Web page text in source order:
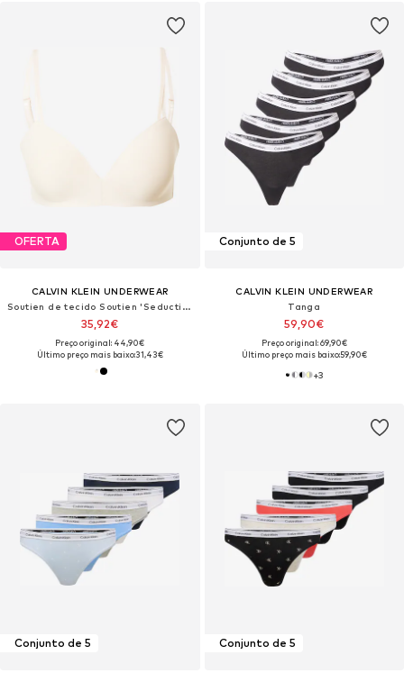
OFERTA
CALVIN KLEIN UNDERWEAR
Soutien de tecido Soutien 'Seductive Comfort'
35,92€
Preço original: 44,90€
Último preço mais baixo:31,43€
Conjunto de 5
CALVIN KLEIN UNDERWEAR
Tanga
59,90€
Preço original: 69,90€
Último preço mais baixo:59,90€
+3
Conjunto de 5 Conjunto de 5